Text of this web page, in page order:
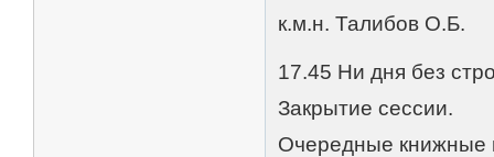
к.м.н. Талибов О.Б.
17.45 Ни дня без
Закрытие сессии.
Очередные книжные